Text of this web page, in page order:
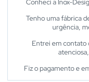
Conheci a Inox-
Tenho uma fábrica
urgência,
Entrei em contato
Fiz o pagamento e